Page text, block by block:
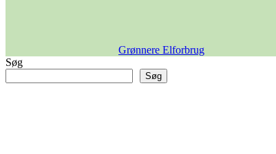
Grønnere Elforbrug
Søg
Søg